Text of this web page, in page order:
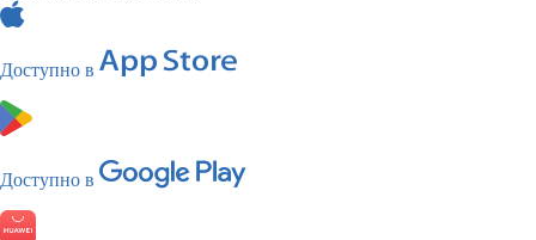
Доступно в
Доступно в